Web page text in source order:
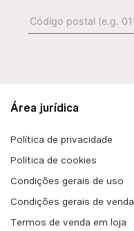
Área jurídica
Política de privacidade
Política de cookies
Condições gerais de uso
Condições gerais de venda
Termos de venda em loja